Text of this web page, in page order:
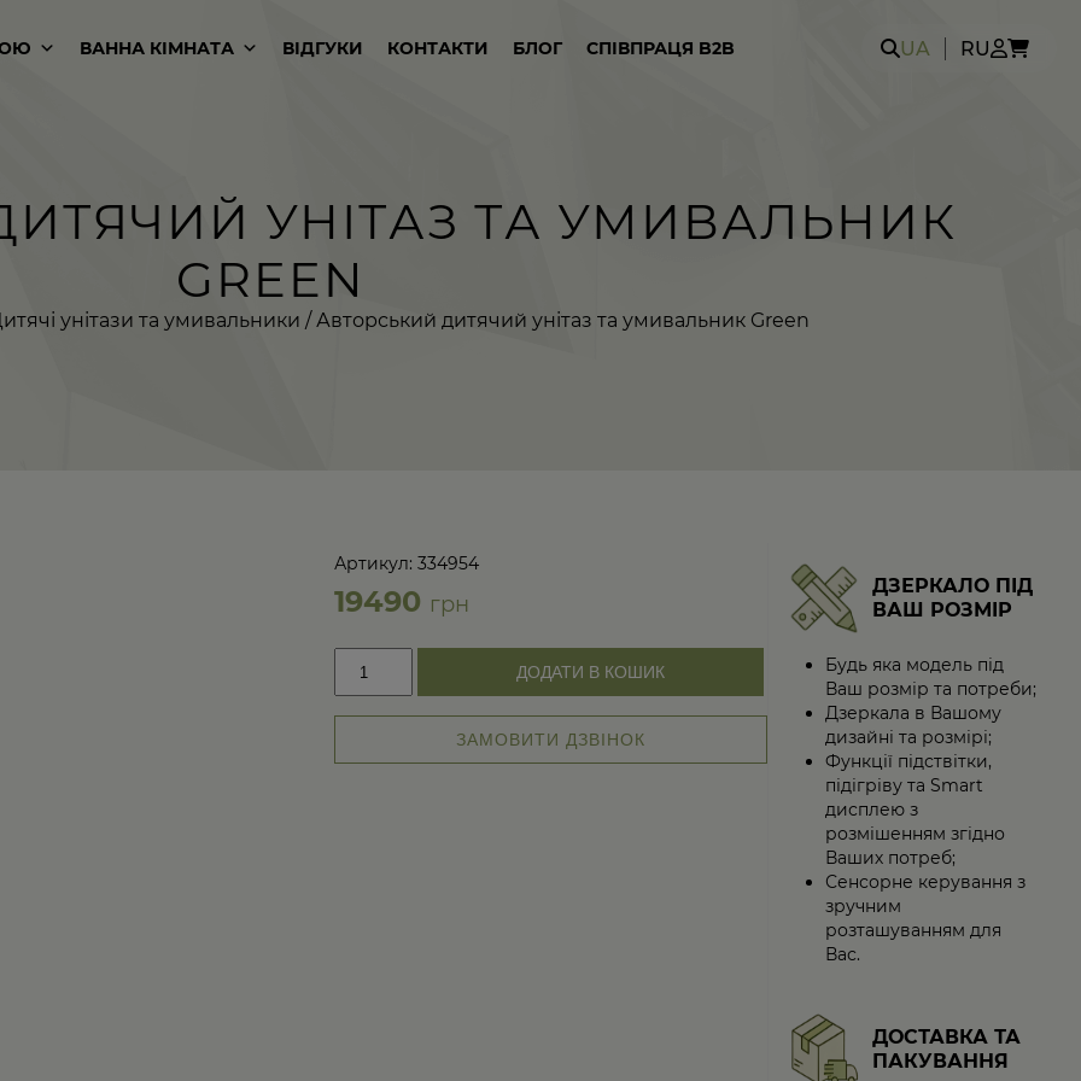
ВАННА КІМНАТА ВІДГУКИ КОНТАКТИ БЛОГ СПІВПРАЦЯ B2B UA RU
УНІТАЗ ТА УМИВАЛЬНИК
GREEN
унітази та умивальники / Авторський дитячий унітаз та умивальник Green
Артикул: 334954
19490 грн
дитячий
унітаз
ДОДАТИ В КОШИК
ЗАМОВИТИ ДЗВІНОК
ДЗЕРКАЛО ПІД
ВАШ РОЗМІР
Будь яка модель під
Ваш розмір та потреби;
Дзеркала в Вашому
дизайні та розмірі;
Функції підствітки,
підігріву та Smart
дисплею з
розмішенням згідно
Ваших потреб;
Сенсорне керування з
зручним
розташуванням для
Вас.
ДОСТАВКА ТА
ПАКУВАННЯ